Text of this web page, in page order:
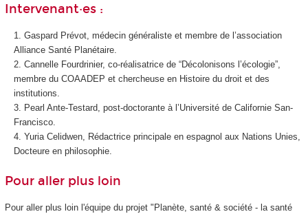
Intervenant·es :
Gaspard Prévot, médecin généraliste et membre de l’association
Alliance Santé Planétaire.
Cannelle Fourdrinier, co-réalisatrice de “Décolonisons l’écologie”,
membre du COAADEP et chercheuse en Histoire du droit et des
institutions.
Pearl Ante-Testard, post-doctorante à l’Université de Californie San-
Francisco.
Yuria Celidwen, Rédactrice principale en espagnol aux Nations Unies,
Docteure en philosophie.
Pour aller plus loin
Pour aller plus loin l'équipe du projet "Planète, santé & société - la santé